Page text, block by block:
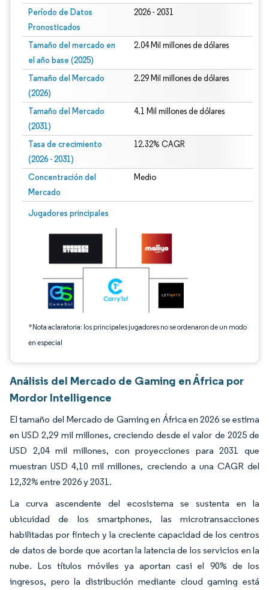
Período de Datos
Pronosticados
2026 - 2031
Tamaño del mercado en
el año base (2025)
2.04 Mil millones de dólares
Tamaño del Mercado
(2026)
2.29 Mil millones de dólares
Tamaño del Mercado
(2031)
4.1 Mil millones de dólares
Tasa de crecimiento
(2026 - 2031)
12.32% CAGR
Concentración del
Mercado
Medio
Jugadores principales
*Nota aclaratoria: los principales jugadores no se ordenaron de un modo
en especial
Imagen © Mordor Intelligence. El uso requiere atribución según CC BY 4.0.
Análisis del Mercado de Gaming en África por
Mordor Intelligence
El tamaño del Mercado de Gaming en África en 2026 se estima
en USD 2,29 mil millones, creciendo desde el valor de 2025 de
USD 2,04 mil millones, con proyecciones para 2031 que
muestran USD 4,10 mil millones, creciendo a una CAGR del
12,32% entre 2026 y 2031.
La curva ascendente del ecosistema se sustenta en la
ubicuidad de los smartphones, las microtransacciones
habilitadas por fintech y la creciente capacidad de los centros
de datos de borde que acortan la latencia de los servicios en la
nube. Los títulos móviles ya aportan casi el 90% de los
ingresos, pero la distribución mediante cloud gaming está